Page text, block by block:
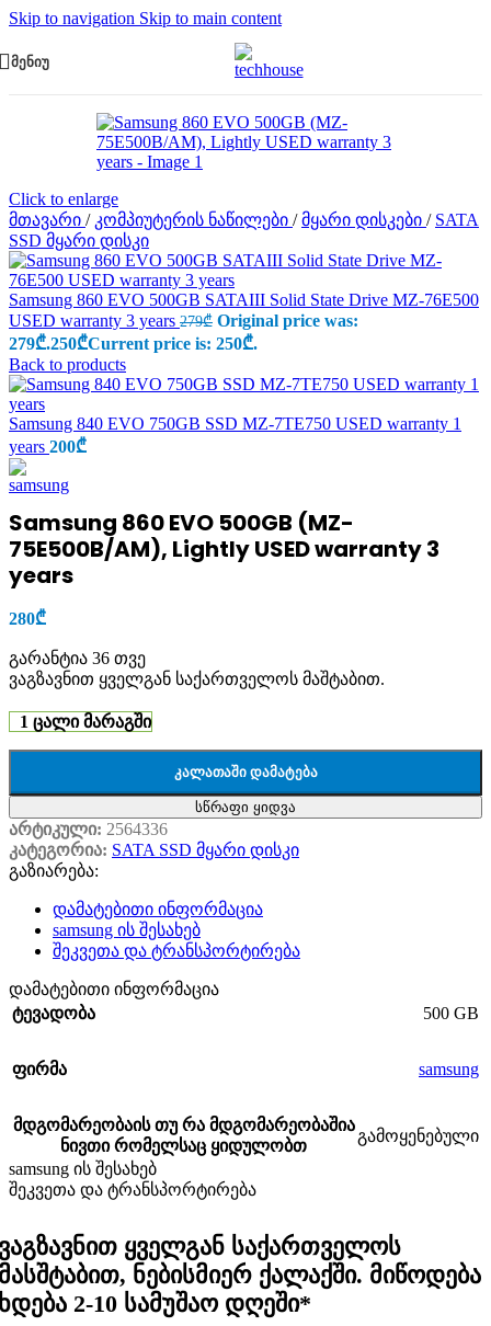
Skip to navigation Skip to main content
ᲛᲔᲜᲘᲣ
Click to enlarge
მთავარი / კომპიუტერის ნაწილები / მყარი დისკები / SATA
SSD მყარი დისკი
Samsung 860 EVO 500GB SATAIII Solid State Drive MZ-76E500
USED warranty 3 years 279₾ Original price was:
279₾.250₾Current price is: 250₾.
Back to products
Samsung 840 EVO 750GB SSD MZ-7TE750 USED warranty 1
years 200₾
Samsung 860 EVO 500GB (MZ-
75E500B/AM), Lightly USED warranty 3
years
280₾
გარანტია 36 თვე
ვაგზავნით ყველგან საქართველოს მაშტაბით.
1 ცალი მარაგში
ᲙᲐᲚᲐᲗᲐᲨᲘ ᲓᲐᲛᲐᲢᲔᲑᲐ
სწრაფი ყიდვა
არტიკული: 2564336
კატეგორია: SATA SSD მყარი დისკი
გაზიარება:
დამატებითი ინფორმაცია
samsung ის შესახებ
შეკვეთა და ტრანსპორტირება
დამატებითი ინფორმაცია
ტევადობა
500 GB
ფირმა samsung
მდგომარეობაის თუ რა მდგომარეობაშია
ნივთი რომელსაც ყიდულობთ
გამოყენებული
samsung ის შესახებ
შეკვეთა და ტრანსპორტირება
ყველგან საქართველოს
ნებისმიერ ქალაქში. მიწოდება
2-10 სამუშაო დღეში*